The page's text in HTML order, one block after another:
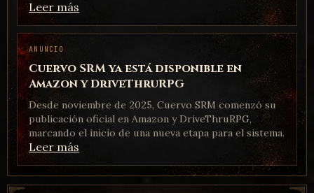
Leer más
ANUNCIO
Cuervo SRM ya está disponible en
Amazon y DriveThruRPG
Desde noviembre de 2025, Cuervo SRM comenzó su
publicación oficial en Amazon y DriveThruRPG,
marcando el inicio de una nueva etapa para el sistema.
Leer más